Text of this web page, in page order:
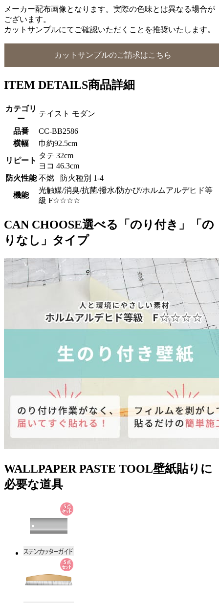
メーカー配布画像となります。実際の色味とは異なる場合が
ございます。
カットサンプルにてご確認いただくことを推奨いたします。
カットサンプルのご請求はこちら
ITEM DETAILS商品詳細
カテゴリ
ー
テイスト モダン
品番
CC-BB2586
横幅
巾約92.5cm
リピート
タテ 32cm
ヨコ 46.3cm
防火性能 不燃 防火種別 1-4
機能
光触媒/消臭/抗菌/撥水/防かび/ホルムアルデヒド等
級 F☆☆☆☆
CAN CHOOSE選べる「のり付き」「の
りなし」タイプ
WALLPAPER PASTE TOOL壁紙貼りに
必要な道具